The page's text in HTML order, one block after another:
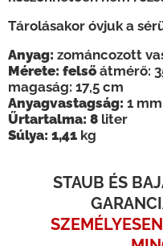
Tárolásakor óvjuk a
Anyag: zománcozott
Mérete: felső átmérő:
magaság: 17,5 cm
Anyagvastagság: 1 mm
Űrtartalma: 8 liter
Súlya: 1,41 kg
STAUB ÉS